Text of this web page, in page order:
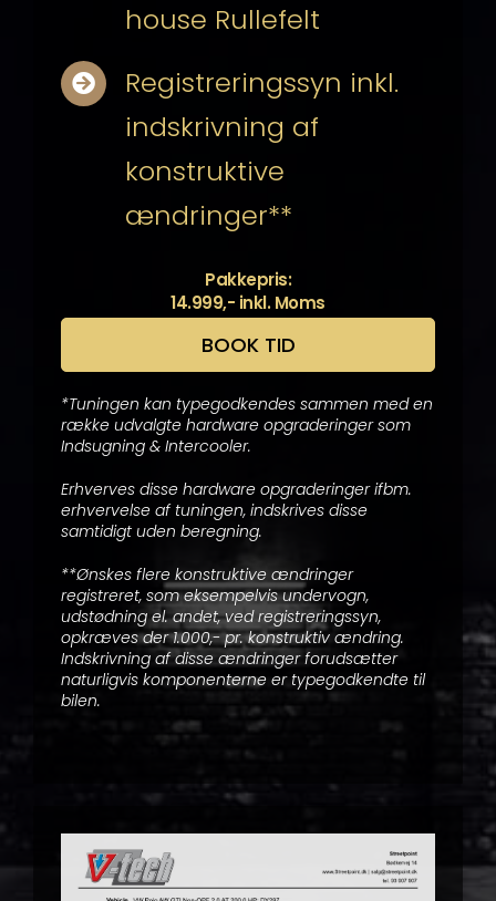
house Rullefelt
Registreringssyn inkl.
indskrivning af
konstruktive
ændringer**
Pakkepris:
14.999,- inkl. Moms
BOOK TID
*Tuningen kan typegodkendes sammen med en
række udvalgte hardware opgraderinger som
Indsugning & Intercooler.
Erhverves disse hardware opgraderinger ifbm.
erhvervelse af tuningen, indskrives disse
samtidigt uden beregning.
**Ønskes flere konstruktive ændringer
registreret, som eksempelvis undervogn,
udstødning el. andet, ved registreringssyn,
opkræves der 1.000,- pr. konstruktiv ændring.
Indskrivning af disse ændringer forudsætter
naturligvis komponenterne er typegodkendte til
bilen.